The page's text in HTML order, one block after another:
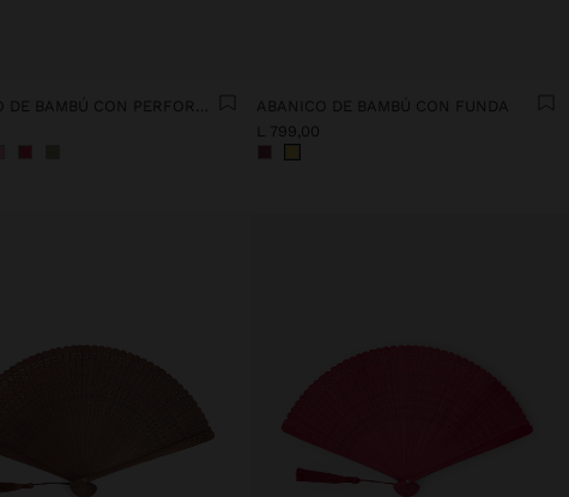
ABANICO DE BAMBÚ CON PERFORACIONES
ABANICO DE BAMBÚ CON FUNDA
L 799,00